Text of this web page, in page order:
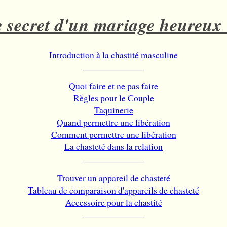
secret d'un mariage
Introduction à la chastité masculine
Quoi faire et ne pas faire
Règles pour le Couple
Taquinerie
Quand permettre une libération
Comment permettre une libération
La chasteté dans la relation
Trouver un appareil de chasteté
Tableau de comparaison d'appareils de chasteté
Accessoire pour la chastité